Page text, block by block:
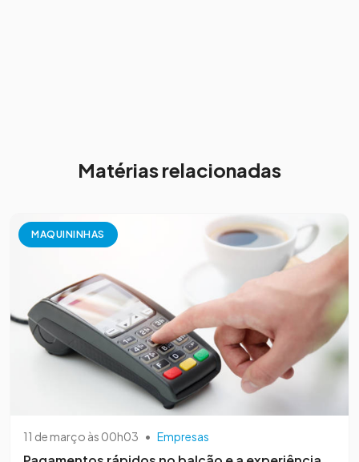
Matérias relacionadas
MAQUININHAS
11 de março às 00h03 • Empresas